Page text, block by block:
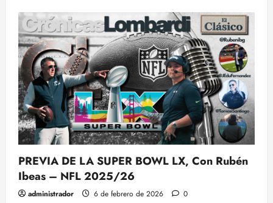
PREVIA DE LA SUPER BOWL LX, Con Rubén
Ibeas – NFL 2025/26
administrador 6 de febrero de 2026 0